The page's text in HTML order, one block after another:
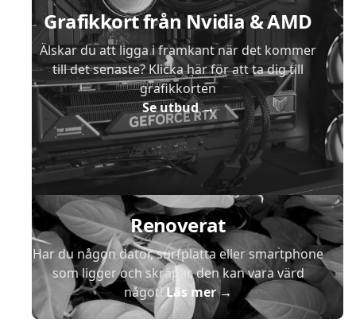
Grafikkort från Nvidia & AMD
Älskar du att ligga i framkant när det kommer
till det senaste? Klicka här för att ta dig till
grafikkorten
Se utbud→
Renoverat
Har du någon dator, surfplatta eller smartphone
som ligger och skräpar, den kan vara värd
något!Läs mer→